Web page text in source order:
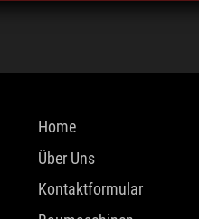
Home
Über Uns
Kontaktformular